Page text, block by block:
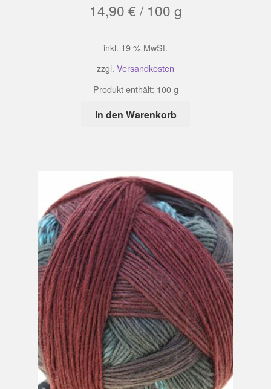
14,90 € / 100 g
inkl. 19 % MwSt.
zzgl. Versandkosten
Produkt enthält: 100g
In den Warenkorb